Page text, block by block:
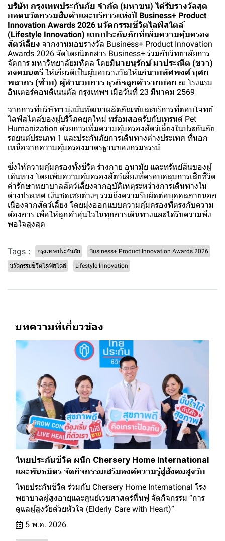
บริษัท กรุงเทพประกันภัย จำกัด (มหาชน) ได้รับรางวัลสุด
ยอดนวัตกรรมสินค้าและบริการแห่งปี Business+ Product
Innovation Awards 2026 นวัตกรรมชีวิตไลฟ์สไตล์
(Lifestyle Innovation) แบบประกันภัยที่เพิ่มความคุ้มครอง
สัตว์เลี้ยง จากงานมอบรางวัล Business+ Product Innovation
Awards 2026 จัดโดยนิตยสาร Business+ ร่วมกับวิทยาลัยการ
จัดการ มหาวิทยาลัยมหิดล โดยมีนายนุรักษ์ มาประณีต (ขวา)
องคมนตรี ให้เกียรติเป็นผู้มอบรางวัลให้แก่นายทัศพงศ์ บุศย
พลากร (ซ้าย) ผู้อำนวยการ ธุรกิจลูกค้ารายย่อย ณ โรงแรม
อินเตอร์คอนติเนนตัล กรุงเทพฯ เมื่อวันที่ 23 มีนาคม 2569
จากการที่บริษัทฯ มุ่งมั่นพัฒนาผลิตภัณฑ์และบริการที่ตอบโจทย์
ไลฟ์สไตล์ของผู้บริโภคยุคใหม่ พร้อมสอดรับกับเทรนด์ Pet
Humanization ด้วยการเพิ่มความคุ้มครองสัตว์เลี้ยงในประกันภัย
รถยนต์ประเภท 1 และประกันภัยการเดินทางต่างประเทศ ที่นอก
เหนือจากความคุ้มครองมาตรฐานของกรมธรรม์
ซึ่งให้ความคุ้มครองทั้งชีวิต ร่างกาย อนามัย และทรัพย์สินของผู้
เดินทาง โดยเพิ่มความคุ้มครองสัตว์เลี้ยงที่ครอบคลุมการเสียชีวิต
ค่ารักษาพยาบาลสัตว์เลี้ยงจากอุบัติเหตุระหว่างการเดินทางใน
ต่างประเทศ เงินชดเชยต่างๆ รวมถึงความรับผิดต่อบุคคลภายนอก
เนื่องจากสัตว์เลี้ยง โดยมุ่งออกแบบความคุ้มครองที่ตรงกับความ
ต้องการ เพื่อให้ลูกค้าอุ่นใจในทุกการเดินทางและได้รับความพึง
พอใจสูงสุด
Tags : กรุงเทพประกันภัย Business+ Product Innovation Awards 2026
นวัตกรรมชีวิตไลฟ์สไตล์ Lifestyle Innovation
บทความที่เกี่ยวข้อง
ไทยประกันชีวิต ผนึก Chersery Home International
และพันธมิตร จัดกิจกรรมเสริมองค์ความรู้สู่สังคมสูงวัย
ไทยประกันชีวิต ร่วมกับ Chersery Home International โรง
พยาบาลผู้สูงอายุและศูนย์เวชศาสตร์ฟื้นฟู จัดกิจกรรม “การ
ดูแลผู้สูงวัยด้วยหัวใจ (Elderly Care with Heart)”
5 พ.ค. 2026